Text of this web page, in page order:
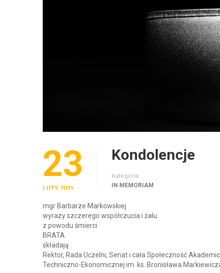
23
LUTY 2021
Kondolencje
Kategorie
IN MEMORIAM
mgr Barbarze Markowskiej
wyrazy szczerego współczucia i żalu
z powodu śmierci
BRATA
składają
Rektor, Rada Uczelni, Senat i cała Społeczność
Techniczno-Ekonomicznej im. ks. Bronisława